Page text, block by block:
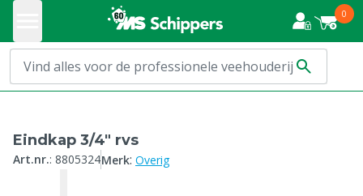
0
Eindkap 3/4" rvs
Art.nr.: 8805324Merk: Overig